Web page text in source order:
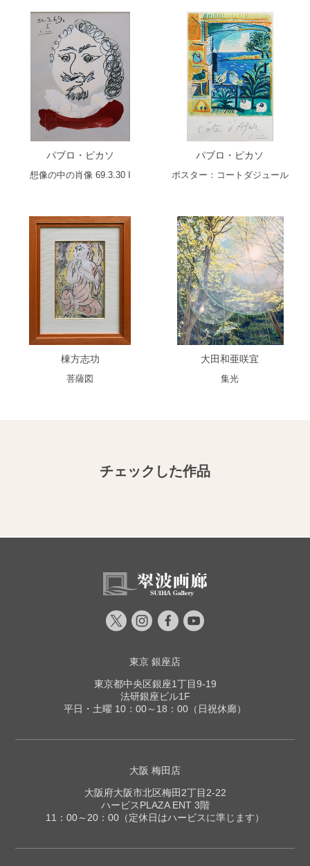
パブロ・ピカソ
想像の中の肖像 69.3.30 I
パブロ・ピカソ
ポスター：コートダジュール
棟方志功
菩薩図
大田和亜咲宜
集光
チェックした作品
東京 銀座店
東京都中央区銀座1丁目9-19
法研銀座ビル1F
平日・土曜 10：00～18：00（日祝休廊）
大阪 梅田店
大阪府大阪市北区梅田2丁目2-22
ハービスPLAZA ENT 3階
11：00～20：00（定休日はハービスに準じます）